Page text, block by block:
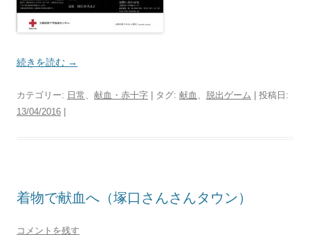
続きを読む →
カテゴリー: 日常、 献血・赤十字 | タグ: 献血 、 脱出ゲーム | 投稿日:
13/04/2016
着物で献血へ（塚口さんさんタウン）
コメントを残す